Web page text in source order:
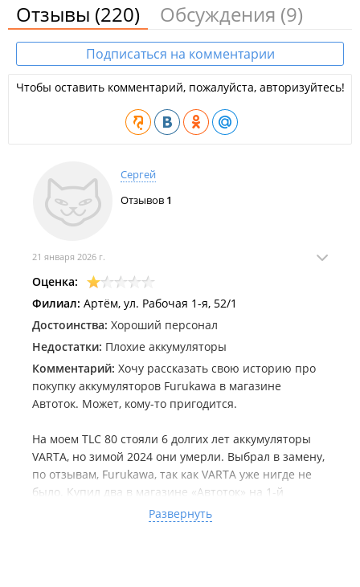
Отзывы (220) Обсуждения (9)
Подписаться на комментарии
Чтобы оставить комментарий, пожалуйста, авторизуйтесь!
Сергей
Отзывов 1
21 января 2026 г.
Оценка:
Филиал: Артём, ул. Рабочая 1-я, 52/1
Достоинства: Хороший персонал
Недостатки: Плохие аккумуляторы
Комментарий: Хочу рассказать свою историю про
покупку аккумуляторов Furukawa в магазине
Автоток. Может, кому-то пригодится.
На моем TLC 80 стояли 6 долгих лет аккумуляторы
VARTA, но зимой 2024 они умерли. Выбрал в замену,
по отзывам, Furukawa, так как VARTA уже нигде не
было. Купил два в магазине «Автоток» на 1-й
Рабочей. Вышло около 48 тысяч за пару — деньги
Развернуть